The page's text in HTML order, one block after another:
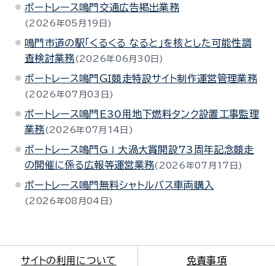
ボートレース鳴門交通広告掲出業務
2026年05月19日
鳴門市道の駅「くるくる なると」を核とした可能性調
査検討業務
2026年06月30日
ボートレース鳴門ＧＩ競走特設サイト制作運営管理業務
2026年07月03日
ボートレース鳴門E30用地下燃料タンク設置工事監理
業務
2026年07月14日
ボートレース鳴門GⅠ大渦大賞開設73周年記念競走
の開催に係る広報等運営業務
2026年07月17日
ボートレース鳴門無料シャトルバス車両購入
2026年08月04日
サイトの利用について 免責事項